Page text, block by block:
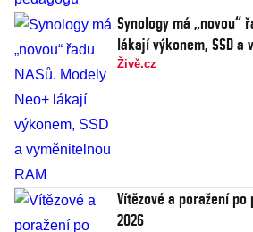
Synology má „novou“
lákají výkonem, SSD a
Živě.cz
Vítězové a poražení
2026